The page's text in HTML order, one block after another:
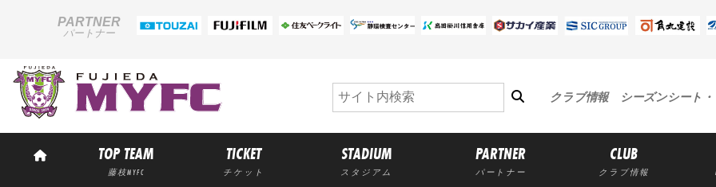
PARTNER
パートナー
クラブ情報 シーズンシート
TOP TEAM
藤枝MYFC
TICKET
チケット
STADIUM
スタジアム
PARTNER
パートナー
CLUB
クラブ情報